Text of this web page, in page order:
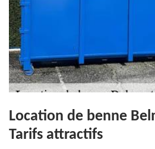
Location de benne
Tarifs attractifs